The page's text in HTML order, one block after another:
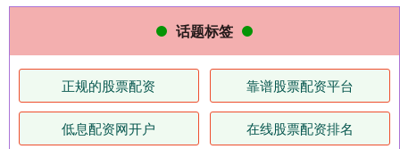
话题标签
正规的股票配资 靠谱股票配资平台
低息配资网开户 在线股票配资排名